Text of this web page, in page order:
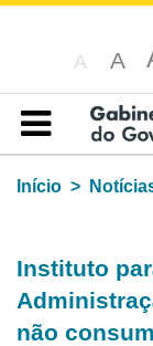
A A
Índice
Início
Instituto
não